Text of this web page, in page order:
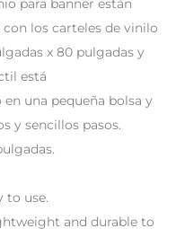
para banner están
los carteles de vinilo
x 80 pulgadas y
está
una pequeña bolsa y
y sencillos pasos.
to use.
and durable to